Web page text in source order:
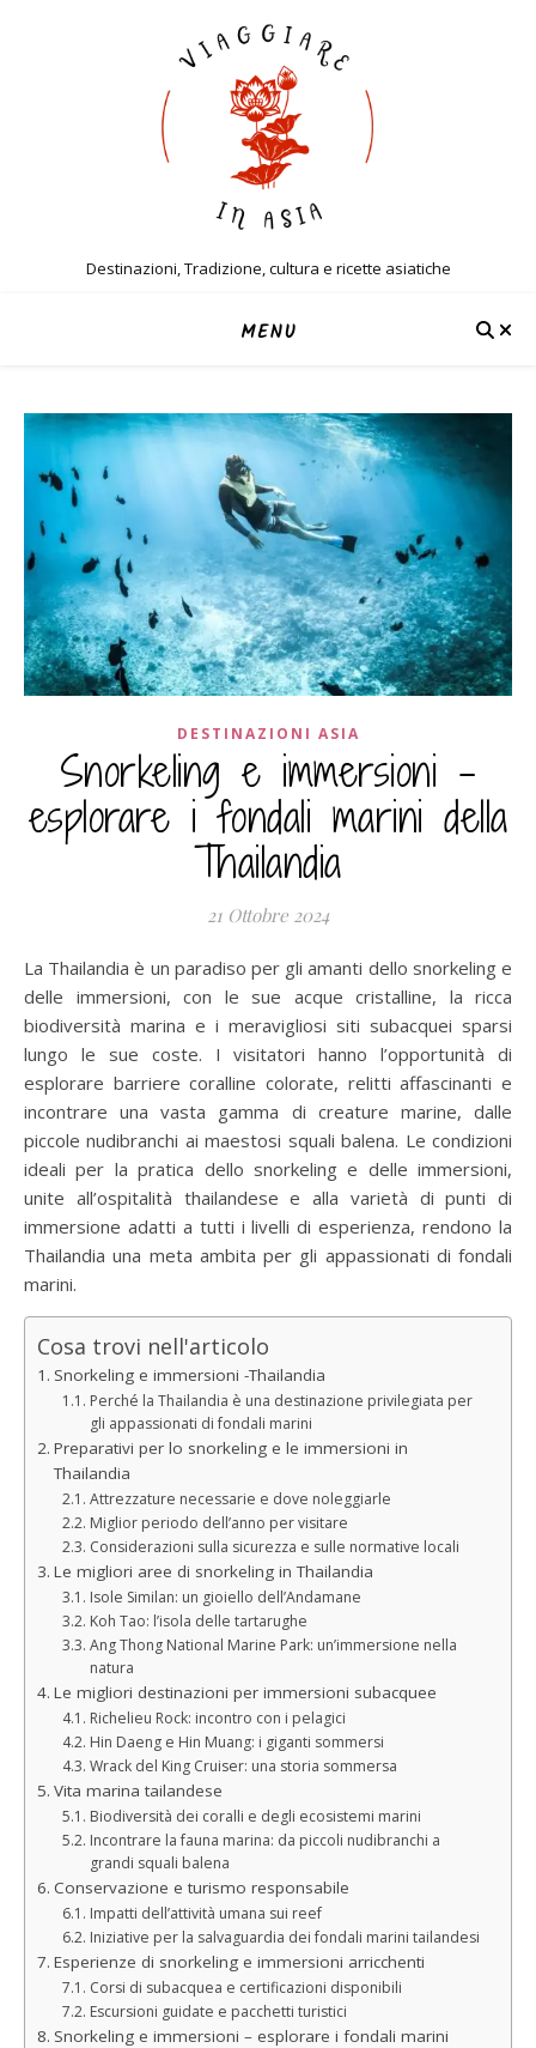
Destinazioni, Tradizione, cultura e ricette asiatiche
MENU
DESTINAZIONI ASIA
Snorkeling e immersioni –
esplorare i fondali marini della
Thailandia
21 Ottobre 2024
La Thailandia è un paradiso per gli amanti dello snorkeling e
delle immersioni, con le sue acque cristalline, la ricca
biodiversità marina e i meravigliosi siti subacquei sparsi
lungo le sue coste. I visitatori hanno l’opportunità di
esplorare barriere coralline colorate, relitti affascinanti e
incontrare una vasta gamma di creature marine, dalle
piccole nudibranchi ai maestosi squali balena. Le condizioni
ideali per la pratica dello snorkeling e delle immersioni,
unite all’ospitalità thailandese e alla varietà di punti di
immersione adatti a tutti i livelli di esperienza, rendono la
Thailandia una meta ambita per gli appassionati di fondali
marini.
Cosa trovi nell'articolo
Snorkeling e immersioni -Thailandia
Perché la Thailandia è una destinazione privilegiata per
gli appassionati di fondali marini
Preparativi per lo snorkeling e le immersioni in
Thailandia
Attrezzature necessarie e dove noleggiarle
Miglior periodo dell’anno per visitare
Considerazioni sulla sicurezza e sulle normative locali
Le migliori aree di snorkeling in Thailandia
Isole Similan: un gioiello dell’Andamane
Koh Tao: l’isola delle tartarughe
Ang Thong National Marine Park: un’immersione nella
natura
Le migliori destinazioni per immersioni subacquee
Richelieu Rock: incontro con i pelagici
Hin Daeng e Hin Muang: i giganti sommersi
Wrack del King Cruiser: una storia sommersa
Vita marina tailandese
Biodiversità dei coralli e degli ecosistemi marini
Incontrare la fauna marina: da piccoli nudibranchi a
grandi squali balena
Conservazione e turismo responsabile
Impatti dell’attività umana sui reef
Iniziative per la salvaguardia dei fondali marini tailandesi
Esperienze di snorkeling e immersioni arricchenti
Corsi di subacquea e certificazioni disponibili
Escursioni guidate e pacchetti turistici
Snorkeling e immersioni – esplorare i fondali marini